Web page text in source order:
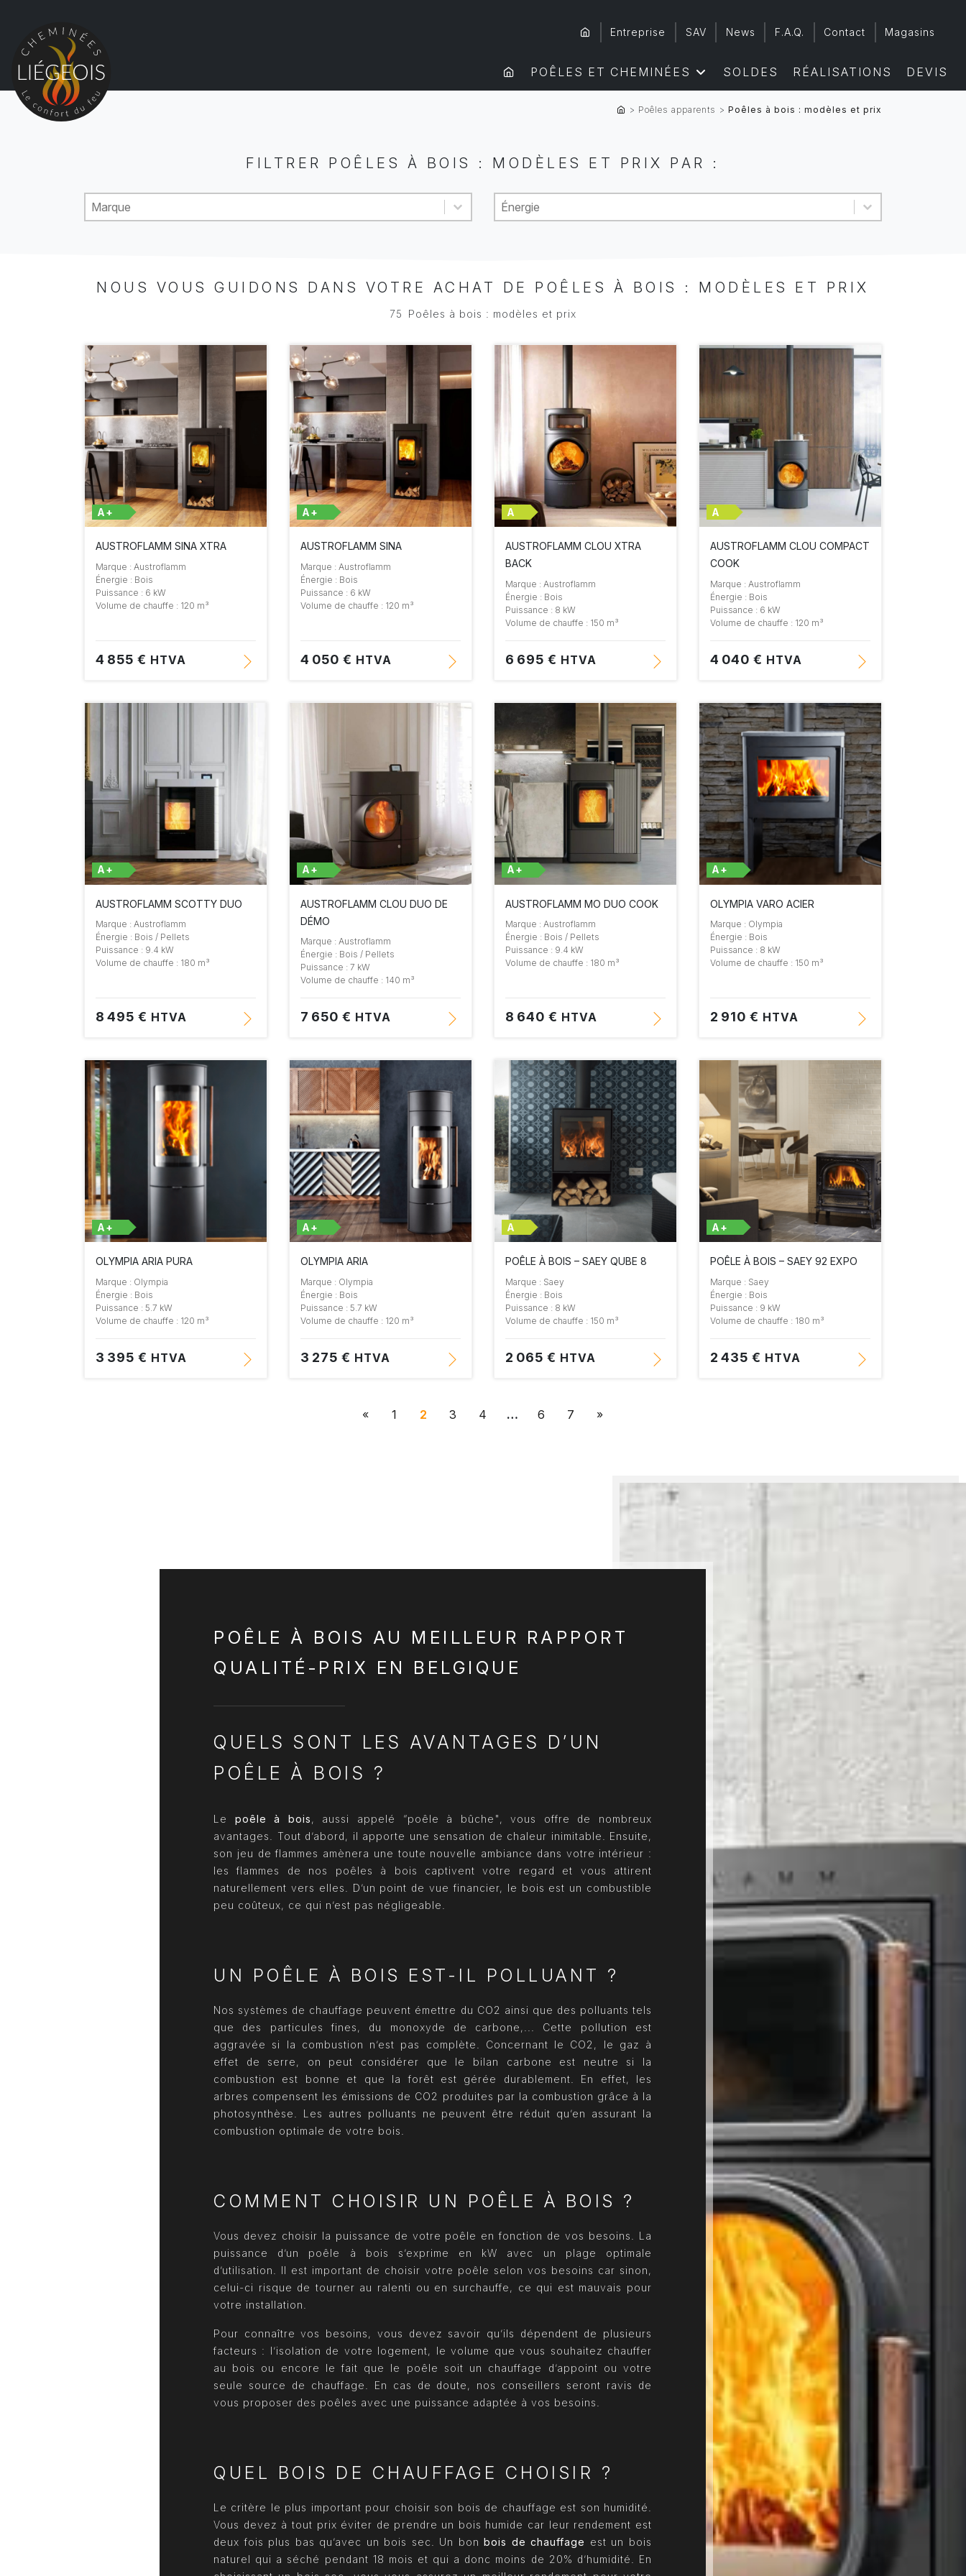
Entreprise SAV News F.A.Q. Contact Magasins
POÊLES ET CHEMINÉES SOLDES RÉALISATIONS DEVIS
> Poêles apparents > Poêles à bois : modèles et prix
FILTRER POÊLES À BOIS : MODÈLES ET PRIX PAR :
Product brand
Sélectionnez le contenu
Sélectionnez le contenu Energy
Sélectionnez le contenu
Sélectionnez le contenu
NOUS VOUS GUIDONS DANS VOTRE ACHAT DE POÊLES À BOIS : MODÈLES ET PRIX
75 Poêles à bois : modèles et prix
A+
AUSTROFLAMM SINA XTRA
Marque : Austroflamm
Énergie : Bois
Puissance : 6 kW
Volume de chauffe : 120 m³
4 855 € HTVA
A+
AUSTROFLAMM SINA
Marque : Austroflamm
Énergie : Bois
Puissance : 6 kW
Volume de chauffe : 120 m³
4 050 € HTVA
A
AUSTROFLAMM CLOU XTRA
BACK
Marque : Austroflamm
Énergie : Bois
Puissance : 8 kW
Volume de chauffe : 150 m³
6 695 € HTVA
A
AUSTROFLAMM CLOU COMPACT
COOK
Marque : Austroflamm
Énergie : Bois
Puissance : 6 kW
Volume de chauffe : 120 m³
4 040 € HTVA
A+
AUSTROFLAMM SCOTTY DUO
Marque : Austroflamm
Énergie : Bois / Pellets
Puissance : 9.4 kW
Volume de chauffe : 180 m³
8 495 € HTVA
A+
AUSTROFLAMM CLOU DUO DE
DÉMO
Marque : Austroflamm
Énergie : Bois / Pellets
Puissance : 7 kW
Volume de chauffe : 140 m³
7 650 € HTVA
A+
AUSTROFLAMM MO DUO COOK
Marque : Austroflamm
Énergie : Bois / Pellets
Puissance : 9.4 kW
Volume de chauffe : 180 m³
8 640 € HTVA
A+
OLYMPIA VARO ACIER
Marque : Olympia
Énergie : Bois
Puissance : 8 kW
Volume de chauffe : 150 m³
2 910 € HTVA
A+
OLYMPIA ARIA PURA
Marque : Olympia
Énergie : Bois
Puissance : 5.7 kW
Volume de chauffe : 120 m³
3 395 € HTVA
A+
OLYMPIA ARIA
Marque : Olympia
Énergie : Bois
Puissance : 5.7 kW
Volume de chauffe : 120 m³
3 275 € HTVA
A
POÊLE À BOIS – SAEY QUBE 8
Marque : Saey
Énergie : Bois
Puissance : 8 kW
Volume de chauffe : 150 m³
2 065 € HTVA
A+
POÊLE À BOIS – SAEY 92 EXPO
Marque : Saey
Énergie : Bois
Puissance : 9 kW
Volume de chauffe : 180 m³
2 435 € HTVA
« 1 2 3 4 … 6 7 »
POÊLE À BOIS AU MEILLEUR RAPPORT
QUALITÉ-PRIX EN BELGIQUE
QUELS SONT LES AVANTAGES D’UN
POÊLE À BOIS ?
Le poêle à bois, aussi appelé “poêle à bûche", vous offre de nombreux
avantages. Tout d’abord, il apporte une sensation de chaleur inimitable. Ensuite,
son jeu de flammes amènera une toute nouvelle ambiance dans votre intérieur :
les flammes de nos poêles à bois captivent votre regard et vous attirent
naturellement vers elles. D’un point de vue financier, le bois est un combustible
peu coûteux, ce qui n’est pas négligeable.
UN POÊLE À BOIS EST-IL POLLUANT ?
Nos systèmes de chauffage peuvent émettre du CO2 ainsi que des polluants tels
que des particules fines, du monoxyde de carbone,... Cette pollution est
aggravée si la combustion n’est pas complète. Concernant le CO2, le gaz à
effet de serre, on peut considérer que le bilan carbone est neutre si la
combustion est bonne et que la forêt est gérée durablement. En effet, les
arbres compensent les émissions de CO2 produites par la combustion grâce à la
photosynthèse. Les autres polluants ne peuvent être réduit qu’en assurant la
combustion optimale de votre bois.
COMMENT CHOISIR UN POÊLE À BOIS ?
Vous devez choisir la puissance de votre poêle en fonction de vos besoins. La
puissance d’un poêle à bois s’exprime en kW avec un plage optimale
d’utilisation. Il est important de choisir votre poêle selon vos besoins car sinon,
celui-ci risque de tourner au ralenti ou en surchauffe, ce qui est mauvais pour
votre installation.
Pour connaître vos besoins, vous devez savoir qu’ils dépendent de plusieurs
facteurs : l’isolation de votre logement, le volume que vous souhaitez chauffer
au bois ou encore le fait que le poêle soit un chauffage d’appoint ou votre
seule source de chauffage. En cas de doute, nos conseillers seront ravis de
vous proposer des poêles avec une puissance adaptée à vos besoins.
QUEL BOIS DE CHAUFFAGE CHOISIR ?
Le critère le plus important pour choisir son bois de chauffage est son humidité.
Vous devez à tout prix éviter de prendre un bois humide car leur rendement est
deux fois plus bas qu’avec un bois sec. Un bonbois de chauffage est un bois
naturel qui a séché pendant 18 mois et qui a donc moins de 20% d’humidité. En